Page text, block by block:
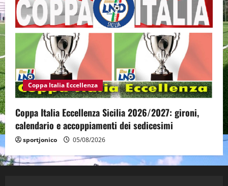
Coppa Italia Eccellenza
Coppa Italia Eccellenza Sicilia 2026/2027: gironi,
calendario e accoppiamenti dei sedicesimi
sportjonico 05/08/2026